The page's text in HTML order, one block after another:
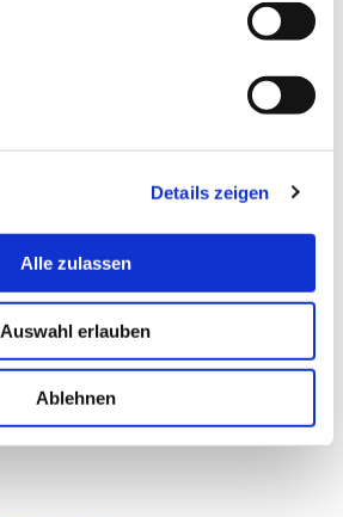
Details zeigen
Alle zulassen
Auswahl erlauben
Ablehnen